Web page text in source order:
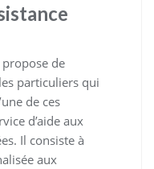
propose de
particuliers qui
de ces
d’aide aux
Il consiste à
aux